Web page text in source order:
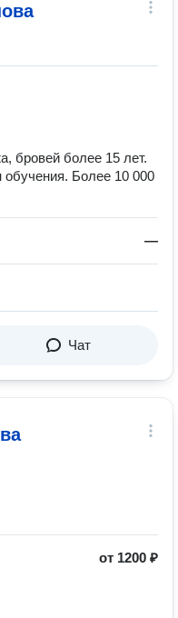
бровей более 15 лет.
Более 10 000
—
Чат
от 1200 ₽